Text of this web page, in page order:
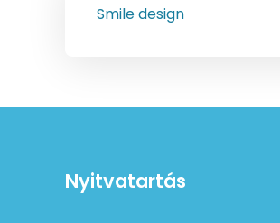
Smile design
Nyitvatartás